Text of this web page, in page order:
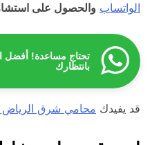
الواتساب والحصول على
تحتاج مساعدة! أفضل
بانتظارك
قد يفيدك محامي شرق الرياض